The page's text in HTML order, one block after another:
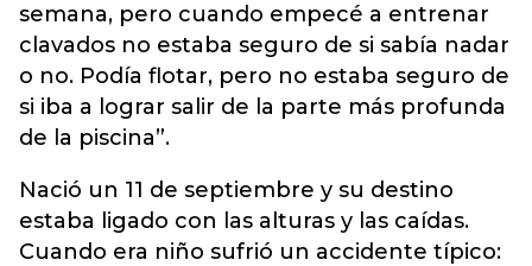
semana, pero cuando empecé a entrenar
clavados no estaba seguro de si sabía nadar
o no. Podía flotar, pero no estaba seguro de
si iba a lograr salir de la parte más profunda
de la piscina”.
Nació un 11 de septiembre y su destino
estaba ligado con las alturas y las caídas.
Cuando era niño sufrió un accidente típico: